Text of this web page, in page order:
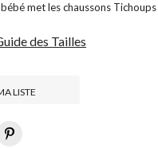
met les chaussons Tichoups
des Tailles
LISTE